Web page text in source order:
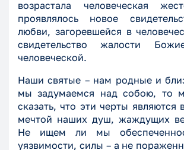
возрастала человеческая
проявлялось новое
любви, загоревшейся в
свидетельство жалости
человеческой.
Наши святые – нам родные и
мы задумаемся над собою, то
сказать, что эти черты являются
мечтой наших душ, жаждущих
Не ищем ли мы
уязвимости, силы – а не